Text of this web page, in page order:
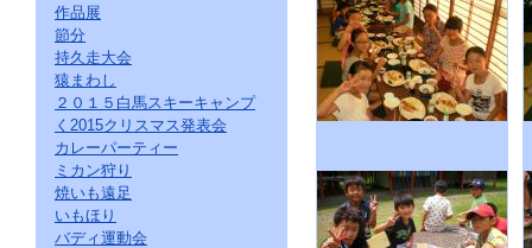
作品展
節分
持久走大会
猿まわし
２０１５白馬スキーキャンプ
く2015クリスマス発表会
カレーパーティー
ミカン狩り
焼いも遠足
いもほり
バディ運動会